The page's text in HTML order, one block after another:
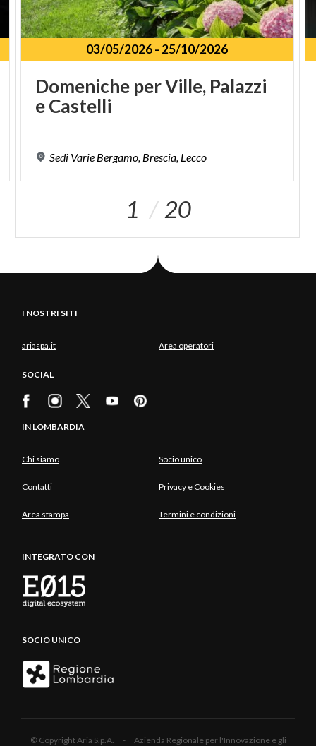
03/05/2026- 25/10/2026
Domeniche perVille, Palazzi
eCastelli
Sedi Varie Bergamo, Brescia, Lecco
1 20
I NOSTRI SITI
ariaspa.it Area operatori
SOCIAL
IN LOMBARDIA
Chi siamo Socio unico
Contatti Privacy e Cookies
Area stampa Termini e condizioni
INTEGRATO CON
SOCIO UNICO
© Copyright Aria S.p.A. - Azienda Regionale per l'Innovazione e gli